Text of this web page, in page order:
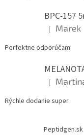
Hodnotenie
| Marek
Perfektne odporúčam
Hodnotenie
|
Rýchle dodanie super
Peptidgen.sk